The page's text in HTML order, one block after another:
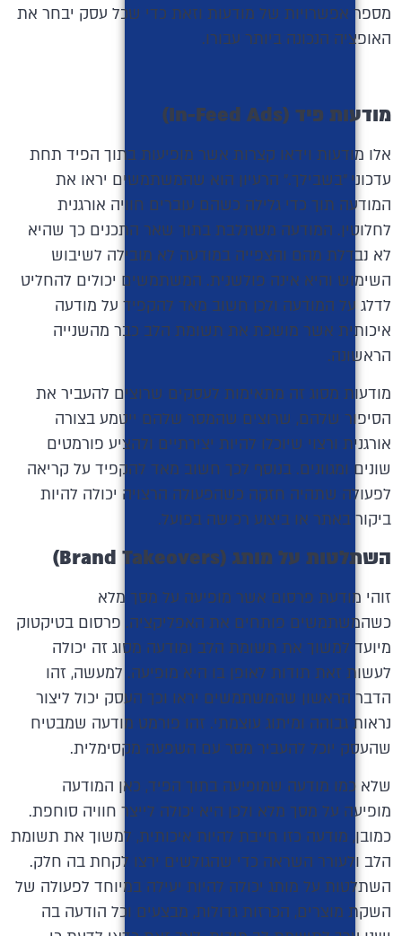
מספר אפשרויות של מודעות וזאת כדי שכל עסק יבחר את
האופציה הנכונה ביותר עבורו.
מודעות פיד (In-Feed Ads
)
אלו מודעות וידאו קצרות אשר מופיעות בתוך הפיד תחת
עדכוני ״בשבילך.״ הרעיון הוא שהמשתמשים יראו את
המודעה תוך כדי גלילה כשהם עוברים חוויה אורגנית
לחלוטין. המודעה משתלבת בתוך שאר התכנים כך שהיא
לא נבדלת מהם והצפייה במודעה לא מובילה לשיבוש
השימוש והיא אינה פולשנית. המשתמשים יכולים להחליט
לדלג על המודעה ולכן חשוב מאד להקפיד על מודעה
איכותית אשר מושכת את תשומת הלב כבר מהשנייה
הראשונה.
מודעות מסוג זה מתאימות לעסקים שרוצים להעביר את
הסיפור שלהם, שרוצים שהמסר שלהם ייטמע בצורה
אורגנית ורצוי שיוכלו להיות יצירתיים ולהציע פורמטים
שונים ומגוונים. בנוסף לכך חשוב מאד להקפיד על קריאה
לפעולה שתהיה חזקה כשהפעולה הרצויה יכולה להיות
ביקור באתר או ביצוע רכישה בפועל.
השתלטות על מותג (Brand Takeovers
)
זוהי מודעת פרסום אשר מופיעה על מסך מלא
כשהמשתמשים פותחים את האפליקציה. פרסום בטיקטוק
מיועד למשוך את תשומת הלב ומודעה מסוג זה יכולה
לעשות זאת תודות לאופן בו היא מופיעה. למעשה, זהו
הדבר הראשון שהמשתמשים יראו וכך העסק יכול ליצור
נראות גבוהה ומיתוג עוצמתי. זהו פורמט מודעה שמבטיח
שהעסק יוכל להעביר מסר עם השפעה מקסימלית.
שלא כמו מודעה שמופיעה בתוך הפיד, כאן המודעה
מופיעה על מסך מלא ולכן היא יכולה לייצר חוויה סוחפת.
כמובן, מודעה כזו חייבת להיות איכותית, למשוך את תשומת
הלב ולעורר השראה כדי שהגולשים ירצו לקחת בה חלק.
השתלטות על מותג יכולה להיות יעילה במיוחד לפעולה של
השקת מוצרים, הכרזות גדולות, מבצעים וכל הודעה בה